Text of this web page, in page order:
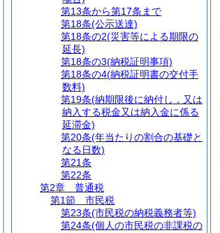
第13条から第17条まで
第18条(公示送達)
第18条の2(災害等による期限の
延長)
第18条の3(納税証明事項)
第18条の4(納税証明書の交付手
数料)
第19条(納期限後に納付し，又は
納入する税金又は納入金に係る
延滞金)
第20条(年当たりの割合の基礎と
なる日数)
第21条
第22条
第2章
普通税
第1節
市民税
第23条(市民税の納税義務者等)
第24条(個人の市民税の非課税の